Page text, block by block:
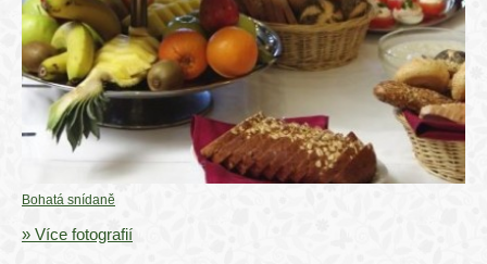
Bohatá snídaně
» Více fotografií